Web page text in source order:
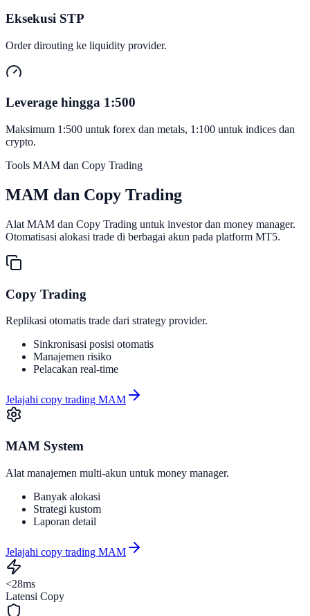
Eksekusi STP
Order dirouting ke liquidity provider.
Leverage hingga 1:500
Maksimum 1:500 untuk forex dan metals, 1:100 untuk indices dan
crypto.
Tools MAM dan Copy Trading
MAM dan Copy Trading
Alat MAM dan Copy Trading untuk investor dan money manager.
Otomatisasi alokasi trade di berbagai akun pada platform MT5.
Copy Trading
Replikasi otomatis trade dari strategy provider.
Sinkronisasi posisi otomatis
Manajemen risiko
Pelacakan real-time
Jelajahi copy trading MAM
MAM System
Alat manajemen multi-akun untuk money manager.
Banyak alokasi
Strategi kustom
Laporan detail
Jelajahi copy trading MAM
<28ms
Latensi Copy